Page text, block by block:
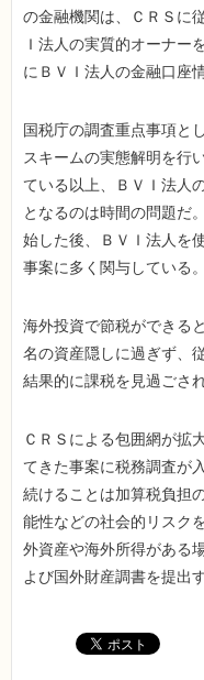
の金融機関は、ＣＲＳに
Ｉ法人の実質的オーナー
にＢＶＩ法人の金融口座
国税庁の調査重点事項と
スキームの実態解明を行
ている以上、ＢＶＩ法人
となるのは時間の問題だ
始した後、ＢＶＩ法人を
事案に多く関与している。
海外投資で節税ができる
名の資産隠しに過ぎず、
結果的に課税を見過ごさ
ＣＲＳによる包囲網が拡
てきた事案に税務調査が
続けることは加算税負担
能性などの社会的リスク
外資産や海外所得がある
よび国外財産調書を提出